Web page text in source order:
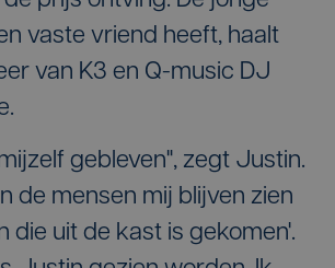
vaste vriend heeft, haalt
van K3 en Q-music DJ
gebleven", zegt Justin.
de mensen mij blijven zien
die uit de kast is gekomen'.